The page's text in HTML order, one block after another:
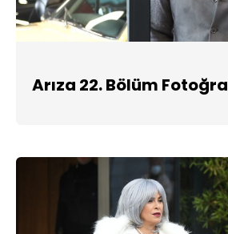
Arıza 22. Bölüm